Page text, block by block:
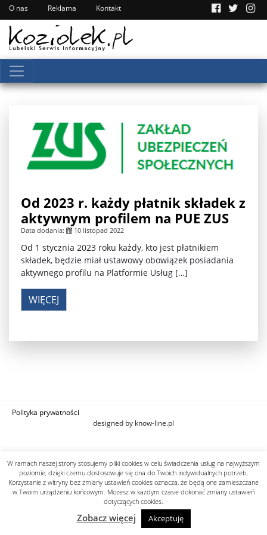
O nas Reklama Kontakt
Od 2023 r. każdy płatnik składek z
aktywnym profilem na PUE ZUS
Data dodania: 10 listopad 2022
Od 1 stycznia 2023 roku każdy, kto jest płatnikiem
składek, będzie miał ustawowy obowiązek posiadania
aktywnego profilu na Platformie Usług […]
WIĘCEJ
Polityka prywatności
designed by know-line.pl
W ramach naszej strony stosujemy pliki cookies w celu świadczenia usług na najwyższym
poziomie, dzięki czemu dostosowuje się ona do Twoich indywidualnych potrzeb.
Korzystanie z witryny bez zmiany ustawień cookies oznacza, że będą one zamieszczane
w Twoim urządzeniu końcowym. Możesz w każdym czasie dokonać zmiany ustawień
dotyczących cookies.
Zobacz więcej Akceptuję